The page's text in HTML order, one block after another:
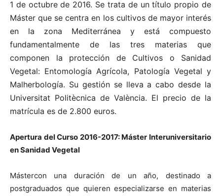
1 de octubre de 2016. Se trata de un título propio de
Máster que se centra en los cultivos de mayor interés
en la zona Mediterránea y está compuesto
fundamentalmente de las tres materias que
componen la protección de Cultivos o Sanidad
Vegetal: Entomología Agrícola, Patología Vegetal y
Malherbología. Su gestión se lleva a cabo desde la
Universitat Politècnica de València. El precio de la
matrícula es de 2.800 euros.
Apertura del Curso 2016-2017: Máster Interuniversitario
en Sanidad Vegetal
Mástercon una duración de un año, destinado a
postgraduados que quieren especializarse en materias